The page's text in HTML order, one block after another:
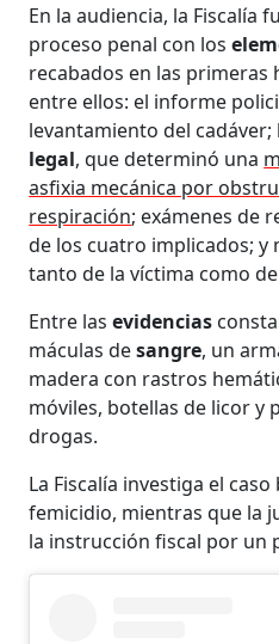
En la audiencia, la Fiscalía
proceso penal con los
recabados en las primeras
entre ellos: el informe
levantamiento del
legal, que determinó una
asfixia mecánica por
respiración; exámenes de
de los cuatro implicados; y
tanto de la víctima como
Entre lasevidencias
máculas desangre, un
madera con rastros
móviles, botellas de licor y
drogas.
La Fiscalía investiga el
femicidio, mientras que la
la instrucción fiscal por un